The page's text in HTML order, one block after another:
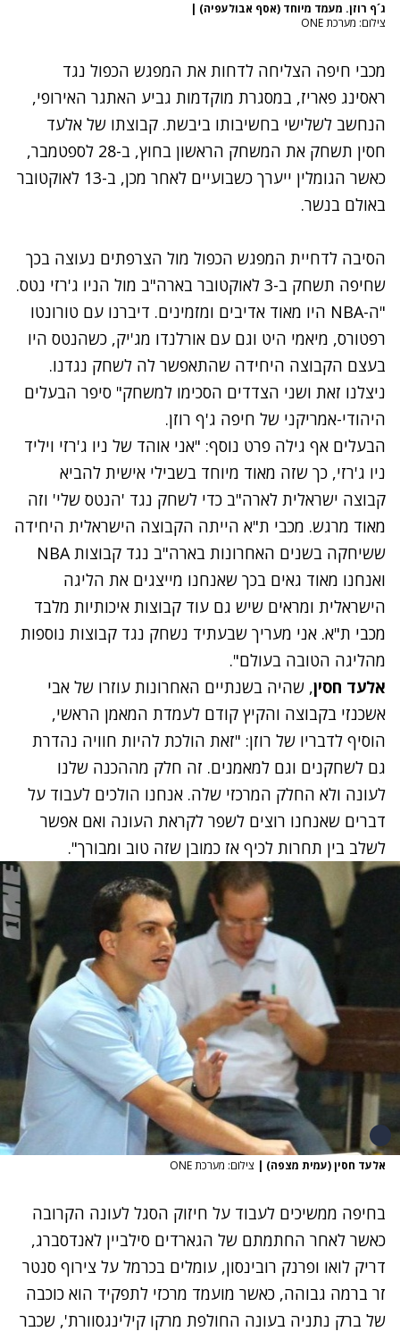
ג´ף רוזן. מעמד מיוחד (אסף אבולעפיה) |
צילום: מערכת ONE
מכבי חיפה הצליחה לדחות את המפגש הכפול נגד
ראסינג פאריז, במסגרת מוקדמות גביע האתגר האירופי,
הנחשב לשלישי בחשיבותו ביבשת. קבוצתו של אלעד
חסין תשחק את המשחק הראשון בחוץ, ב-28 לספטמבר,
כאשר הגומלין ייערך כשבועיים לאחר מכן, ב-13 לאוקטובר
באולם בנשר.
הסיבה לדחיית המפגש הכפול מול הצרפתים נעוצה בכך
שחיפה תשחק ב-3 לאוקטובר בארה"ב מול הניו ג'רזי נטס.
"ה-NBA היו מאוד אדיבים ומזמינים. דיברנו עם טורונטו
רפטורס, מיאמי היט וגם עם אורלנדו מג'יק, כשהנטס היו
בעצם הקבוצה היחידה שהתאפשר לה לשחק נגדנו.
ניצלנו זאת ושני הצדדים הסכימו למשחק" סיפר הבעלים
היהודי-אמריקני של חיפה ג'ף רוזן.
הבעלים אף גילה פרט נוסף: "אני אוהד של ניו ג'רזי ויליד
ניו ג'רזי, כך שזה מאוד מיוחד בשבילי אישית להביא
קבוצה ישראלית לארה"ב כדי לשחק נגד 'הנטס שלי' וזה
מאוד מרגש. מכבי ת"א הייתה הקבוצה הישראלית היחידה
ששיחקה בשנים האחרונות בארה"ב נגד קבוצות NBA
ואנחנו מאוד גאים בכך שאנחנו מייצגים את הליגה
הישראלית ומראים שיש גם עוד קבוצות איכותיות מלבד
מכבי ת"א. אני מעריך שבעתיד נשחק נגד קבוצות נוספות
מהליגה הטובה בעולם".
אלעד חסין, שהיה בשנתיים האחרונות עוזרו של אבי
אשכנזי בקבוצה והקיץ קודם לעמדת המאמן הראשי,
הוסיף לדבריו של רוזן: "זאת הולכת להיות חוויה נהדרת
גם לשחקנים וגם למאמנים. זה חלק מההכנה שלנו
לעונה ולא החלק המרכזי שלה. אנחנו הולכים לעבוד על
דברים שאנחנו רוצים לשפר לקראת העונה ואם אפשר
לשלב בין תחרות לכיף אז כמובן שזה טוב ומבורך".
אלעד חסין (עמית מצפה) | צילום: מערכת ONE
בחיפה ממשיכים לעבוד על חיזוק הסגל לעונה הקרובה
כאשר לאחר החתמתם של הגארדים סילביין לאנדסברג,
דריק לואו ופרנק רובינסון, עומלים בכרמל על צירוף סנטר
זר ברמה גבוהה, כאשר מועמד מרכזי לתפקיד הוא כוכבה
של ברק נתניה בעונה החולפת מרקו קילינגסוורת', שכבר